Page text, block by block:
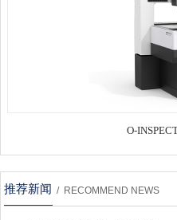
O-
推荐新闻 / RECOMMEND NEWS